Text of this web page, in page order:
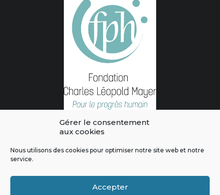
Gérer le consentement
aux cookies
Nous utilisons des cookies pour optimiser notre site web et notre
service.
Accepter
L'intégralité des contenus de ce site sont publiés sous licence
|Politique de confidentialité